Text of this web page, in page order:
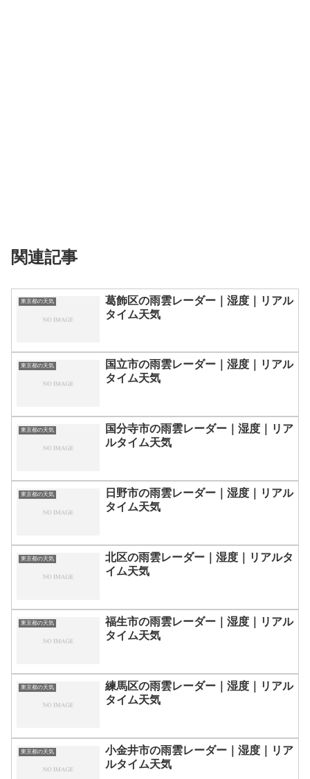
関連記事
東京都の天気
葛飾区の雨雲レーダー｜湿度｜リアル
タイム天気
東京都の天気
国立市の雨雲レーダー｜湿度｜リアル
タイム天気
東京都の天気
国分寺市の雨雲レーダー｜湿度｜リア
ルタイム天気
東京都の天気
日野市の雨雲レーダー｜湿度｜リアル
タイム天気
東京都の天気
北区の雨雲レーダー｜湿度｜リアルタ
イム天気
東京都の天気
福生市の雨雲レーダー｜湿度｜リアル
タイム天気
東京都の天気
練馬区の雨雲レーダー｜湿度｜リアル
タイム天気
東京都の天気
小金井市の雨雲レーダー｜湿度｜リア
ルタイム天気